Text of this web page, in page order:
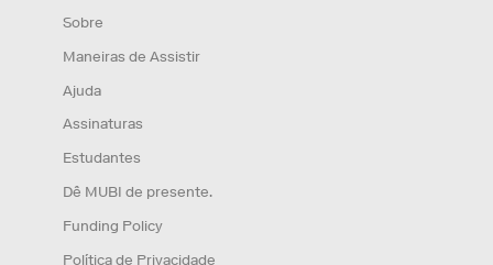
Sobre
Maneiras de Assistir
Ajuda
Assinaturas
Estudantes
Dê MUBI de presente.
Funding Policy
Política de Privacidade